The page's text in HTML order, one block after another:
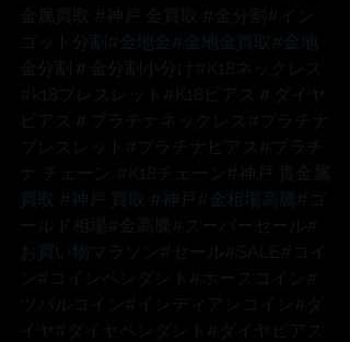
金属買取 #神戸 金買取 #金分割 #イン
ゴット分割 #金地金 #金地金買取 #金地
金分割
＃金分割小分け #K18ネックレス
#k18ブレスレット #K18ピアス ＃ダイヤ
ピアス ＃プラチナネックレス #プラチナ
ブレスレット #プラチナピアス #プラチ
ナ
チェーン #K18チェーン #神戸 貴金属
買取 #神戸 買取 #神戸 #金相場高騰 #ゴ
ールド相場 #金高騰 #スーパーセール#
お買い物マラソン #セール#SALE#コイ
ン #コインペンダント #ホースコイン #
ツバルコイン #インディアンコイン #ダ
イヤ #ダイヤペンダント #ダイヤピアス